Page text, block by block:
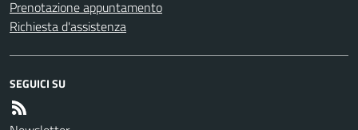
Prenotazione appuntamento
Richiesta d'assistenza
SEGUICI SU